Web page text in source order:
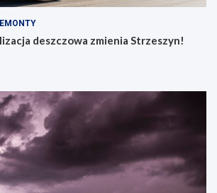
deszczowa zmienia Strzeszyn!